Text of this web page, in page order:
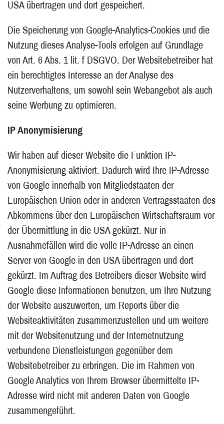
USA übertragen und dort gespeichert.
Die Speicherung von Google-Analytics-Cookies und die
Nutzung dieses Analyse-Tools erfolgen auf Grundlage
von Art. 6 Abs. 1 lit. f DSGVO. Der Websitebetreiber hat
ein berechtigtes Interesse an der Analyse des
Nutzerverhaltens, um sowohl sein Webangebot als auch
seine Werbung zu optimieren.
IP Anonymisierung
Wir haben auf dieser Website die Funktion IP-
Anonymisierung aktiviert. Dadurch wird Ihre IP-Adresse
von Google innerhalb von Mitgliedstaaten der
Europäischen Union oder in anderen Vertragsstaaten des
Abkommens über den Europäischen Wirtschaftsraum vor
der Übermittlung in die USA gekürzt. Nur in
Ausnahmefällen wird die volle IP-Adresse an einen
Server von Google in den USA übertragen und dort
gekürzt. Im Auftrag des Betreibers dieser Website wird
Google diese Informationen benutzen, um Ihre Nutzung
der Website auszuwerten, um Reports über die
Websiteaktivitäten zusammenzustellen und um weitere
mit der Websitenutzung und der Internetnutzung
verbundene Dienstleistungen gegenüber dem
Websitebetreiber zu erbringen. Die im Rahmen von
Google Analytics von Ihrem Browser übermittelte IP-
Adresse wird nicht mit anderen Daten von Google
zusammengeführt.